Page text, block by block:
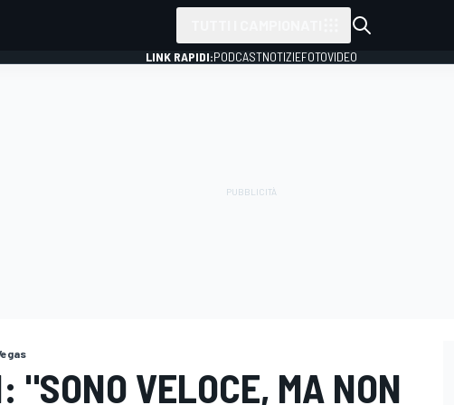
LINK RAPIDI:PODCASTNOTIZIEFOTOVIDEO
"SONO VELOCE, MA NON